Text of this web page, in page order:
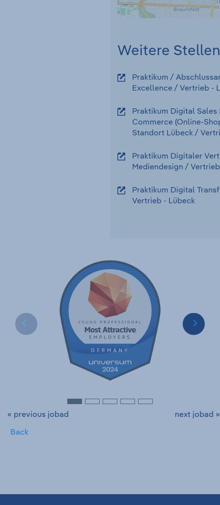
Weitere Stellen
Praktikum /
Excellence / Vertrieb -
Praktikum Digital
Commerce (Online-
Standort Lübeck /
Praktikum Digitaler
Mediendesign / Vertrieb
Praktikum Digital
Vertrieb - Lübeck
« previous jobad next jobad »
Back
Page